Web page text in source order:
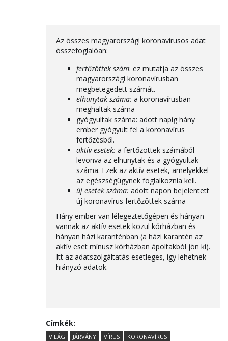
Az összes magyarországi koronavírusos adat
összefoglalóan:
fertőzöttek szám: ez mutatja az összes
magyarországi koronavírusban
megbetegedett számát.
elhunytak száma: a koronavírusban
meghaltak száma
gyógyultak száma: adott napig hány
ember gyógyult fel a koronavírus
fertőzésből.
aktív esetek: a fertőzöttek számából
levonva az elhunytak és a gyógyultak
száma. Ezek az aktív esetek, amelyekkel
az egészségügynek foglalkoznia kell.
új esetek száma: adott napon bejelentett
új koronavírus fertőzöttek száma
Hány ember van lélegeztetőgépen és hányan
vannak az aktív esetek közül kórházban és
hányan házi karanténban (a házi karantén az
aktív eset mínusz kórházban ápoltakból jön ki).
Itt az adatszolgáltatás esetleges, így lehetnek
hiányzó adatok.
Címkék:
VILÁG JÁRVÁNY VÍRUS
KORONAVÍRUS